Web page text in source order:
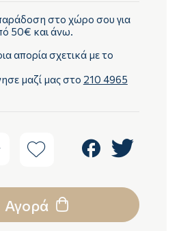
στο χώρο σου για
50€ και άνω.
απορία σχετικά με το
μαζί μας στο 210 4965
Αγορά